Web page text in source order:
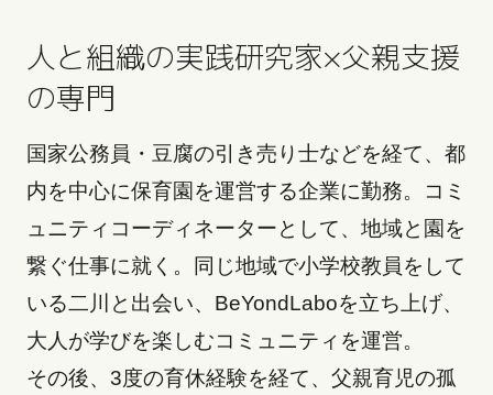
人と組織の実践研究家×父親支援
の専門
国家公務員・豆腐の引き売り士などを経て、都
内を中心に保育園を運営する企業に勤務。コミ
ュニティコーディネーターとして、地域と園を
繋ぐ仕事に就く。同じ地域で小学校教員をして
いる二川と出会い、BeYondLaboを立ち上げ、
大人が学びを楽しむコミュニティを運営。
その後、3度の育休経験を経て、父親育児の孤